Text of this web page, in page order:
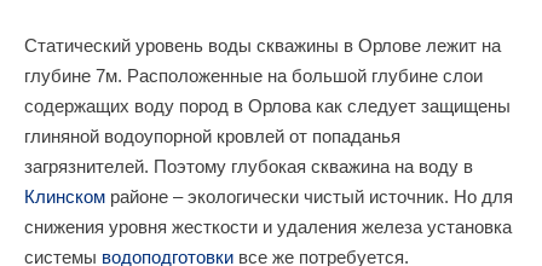
Статический уровень воды скважины в Орлове лежит на
глубине 7м. Расположенные на большой глубине слои
содержащих воду пород в Орлова как следует защищены
глиняной водоупорной кровлей от попаданья
загрязнителей. Поэтому глубокая скважина на воду в
Клинском районе – экологически чистый источник. Но для
снижения уровня жесткости и удаления железа установка
системы водоподготовки все же потребуется.